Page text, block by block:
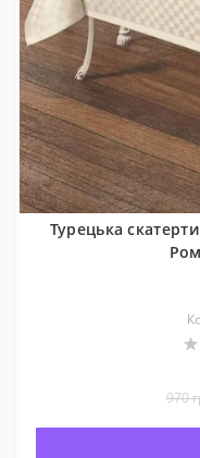
Турецька
970